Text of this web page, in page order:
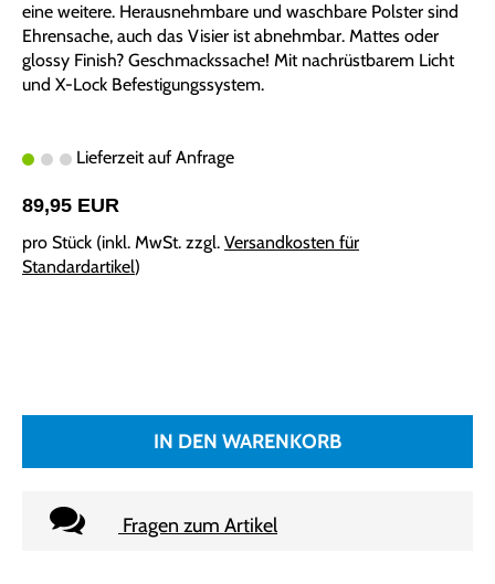
eine weitere. Herausnehmbare und waschbare Polster sind
Ehrensache, auch das Visier ist abnehmbar. Mattes oder
glossy Finish? Geschmackssache! Mit nachrüstbarem Licht
und X-Lock Befestigungssystem.
Lieferzeit auf Anfrage
89,95 EUR
pro Stück (inkl. MwSt. zzgl. Versandkosten für
Standardartikel)
IN DEN WARENKORB
Fragen zum Artikel